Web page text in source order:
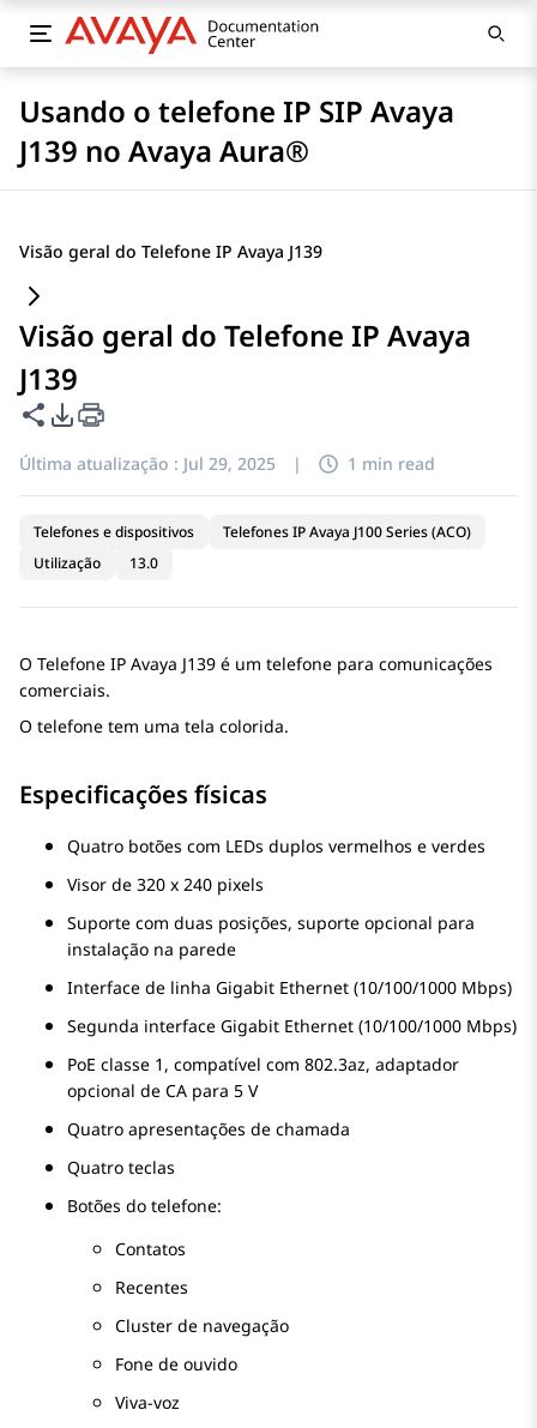
Usando o telefone IP SIP Avaya
J139 no Avaya Aura®
Visão geral do Telefone IP Avaya J139
Visão geral do Telefone IP Avaya
J139
Compartilhar esta página
Opções de exportação de PDF
Última atualização : Jul 29, 2025 | 1 min read
Telefones e dispositivos
Telefones IP Avaya J100 Series (ACO)
Utilização
13.0
O Telefone IP Avaya J139 é um telefone para comunicações
comerciais.
O telefone tem uma tela colorida.
Especificações físicas
Quatro botões com LEDs duplos vermelhos e verdes
Visor de 320 x 240 pixels
Suporte com duas posições, suporte opcional para
instalação na parede
Interface de linha Gigabit Ethernet (10/100/1000 Mbps)
Segunda interface Gigabit Ethernet (10/100/1000 Mbps)
PoE classe 1, compatível com 802.3az, adaptador
opcional de CA para 5 V
Quatro apresentações de chamada
Quatro teclas
Botões do telefone:
Contatos
Recentes
Cluster de navegação
Fone de ouvido
Viva-voz